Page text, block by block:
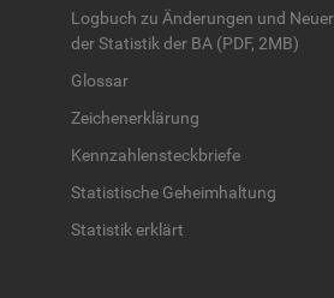
Log­buch zu Än­de­run­gen und
der Sta­tis­tik der BA (PDF, 2MB)
Glos­sar
Zei­chen­er­klä­rung
Kenn­zah­len­steck­brie­fe
Sta­tis­ti­sche Ge­heim­hal­tung
Sta­tis­tik er­klärt